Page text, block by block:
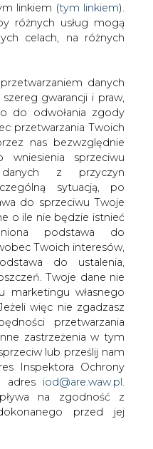
linkiem (tym linkiem).
różnych usług mogą
celach, na różnych
danych
gwarancji i praw,
do odwołania zgody
przetwarzania Twoich
nas bezwzględnie
wniesienia sprzeciwu
z przyczyn
sytuacją, po
do sprzeciwu Twoje
o ile nie będzie istnieć
podstawa do
Twoich interesów,
do ustalenia,
Twoje dane nie
marketingu własnego
więc nie zgadzasz
przetwarzania
zastrzeżenia w tym
lub prześlij nam
Inspektora Ochrony
adres iod@are.waw.pl
na zgodność z
przed jej
i
i czystej
wobec
to główny temat
wobec wyzwań
która
r., wziął udział
Michał